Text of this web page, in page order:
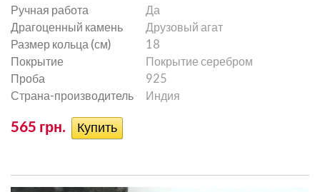
Ручная работа
Да
Драгоценный камень
Друзовый агат
Размер кольца (см)
18
Покрытие
Покрытие серебром
Проба
925
Страна-производитель
Индия
565 грн.